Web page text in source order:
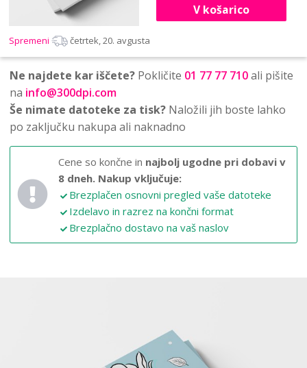
V košarico
Spremeni četrtek, 20. avgusta
Ne najdete kar iščete? Pokličite 01 77 77 710ali pišite
na info@300dpi.com
Še nimate datoteke za tisk? Naložili jih boste lahko
po zaključku nakupa ali naknadno
Cene so končne in najbolj ugodne pri dobavi v
8 dneh. Nakup vključuje:
Brezplačen osnovni pregled vaše datoteke
Izdelavo in razrez na končni format
Brezplačno dostavo na vaš naslov